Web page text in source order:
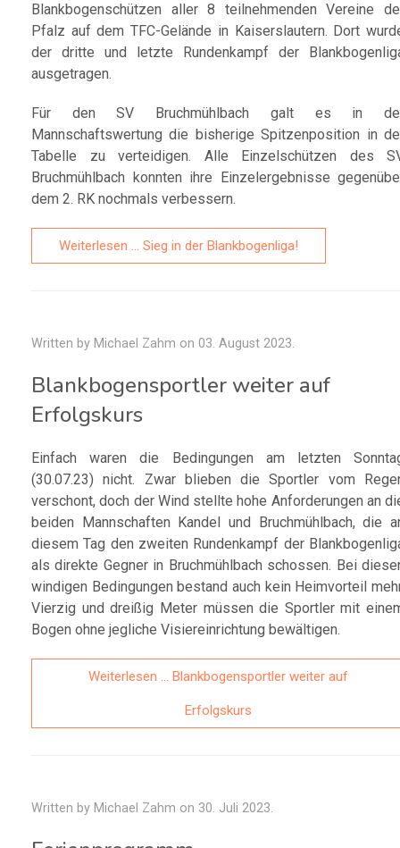
Blankbogenschützen aller 8 teilnehmenden Vereine
Pfalz auf dem TFC-Gelände in Kaiserslautern. Dort
der dritte und letzte Rundenkampf der
ausgetragen.
Für den SV Bruchmühlbach galt es in
Mannschaftswertung die bisherige Spitzenposition in
Tabelle zu verteidigen. Alle Einzelschützen des
Bruchmühlbach konnten ihre Einzelergebnisse
dem 2. RK nochmals verbessern.
Weiterlesen … Sieg in der Blankbogenliga!
Written by Michael Zahm on 03. August 2023.
Blankbogensportler weiter auf
Erfolgskurs
Einfach waren die Bedingungen am letzten
(30.07.23) nicht. Zwar blieben die Sportler vom
verschont, doch der Wind stellte hohe Anforderungen an
beiden Mannschaften Kandel und Bruchmühlbach, die
diesem Tag den zweiten Rundenkampf der
als direkte Gegner in Bruchmühlbach schossen. Bei
windigen Bedingungen bestand auch kein Heimvorteil
Vierzig und dreißig Meter müssen die Sportler mit
Bogen ohne jegliche Visiereinrichtung bewältigen.
Weiterlesen … Blankbogensportler weiter auf
Erfolgskurs
Written by Michael Zahm on 30. Juli 2023.